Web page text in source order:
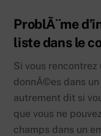
ProblÃ¨me
liste dans le
Si vous rencontrez
donnÃ©es dans
autrement dit si
que vous ne
champs dans un